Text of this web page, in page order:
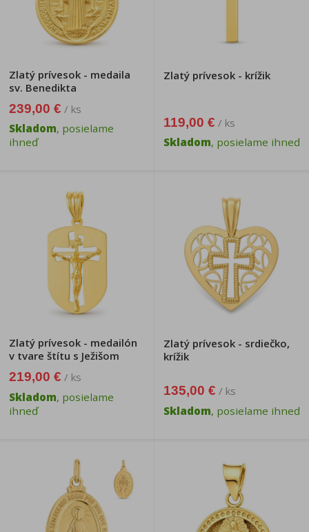
Zlatý prívesok - medaila
sv. Benedikta
239,00 € / ks
Skladom, posielame
ihneď
Zlatý prívesok - krížik
119,00 € / ks
Skladom, posielame ihneď
Zlatý prívesok - medailón
v tvare štítu s Ježišom
219,00 € / ks
Skladom, posielame
ihneď
Zlatý prívesok - srdiečko,
krížik
135,00 € / ks
Skladom, posielame ihneď